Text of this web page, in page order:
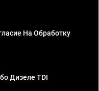
На Обработку
Дизеле TDI